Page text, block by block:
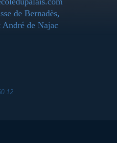
de Bernadès,
de Najac
12